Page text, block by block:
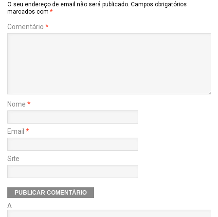
O seu endereço de email não será publicado. Campos obrigatórios
marcados com *
Comentário *
Nome *
Email *
Site
Δ